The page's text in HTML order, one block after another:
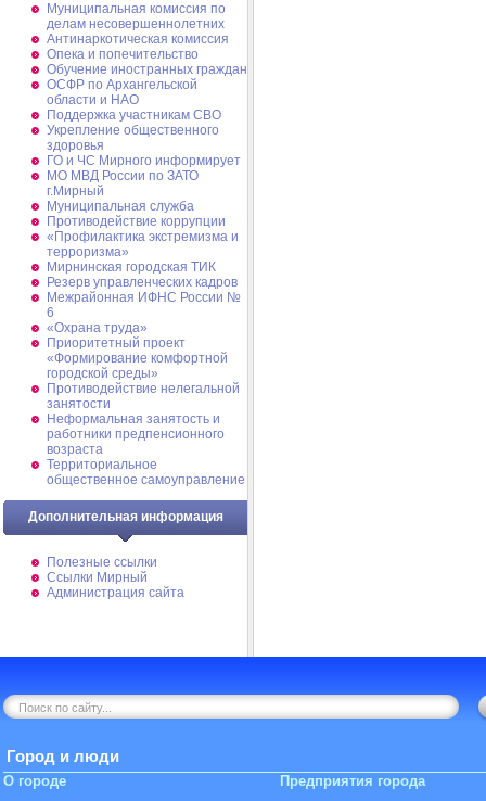
Муниципальная комиссия по
делам несовершеннолетних
Антинаркотическая комиссия
Опека и попечительство
Обучение иностранных граждан
ОСФР по Архангельской
области и НАО
Поддержка участникам СВО
Укрепление общественного
здоровья
ГО и ЧС Мирного информирует
МО МВД России по ЗАТО
г.Мирный
Муниципальная cлужба
Противодействие коррупции
«Профилактика экстремизма и
терроризма»
Мирнинская городская ТИК
Резерв управленческих кадров
Межрайонная ИФНС России №
6
«Охрана труда»
Приоритетный проект
«Формирование комфортной
городской среды»
Противодействие нелегальной
занятости
Неформальная занятость и
работники предпенсионного
возраста
Территориальное
общественное самоуправление
Дополнительная информация
Полезные ссылки
Ссылки Мирный
Администрация сайта
Город и люди
О городе Предприятия города